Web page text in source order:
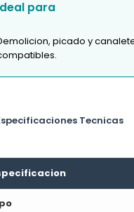
para
picado y
Tecnicas